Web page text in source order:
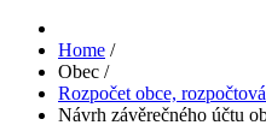
Home /
Obec /
Rozpočet obce,
Návrh závěrečného účtu